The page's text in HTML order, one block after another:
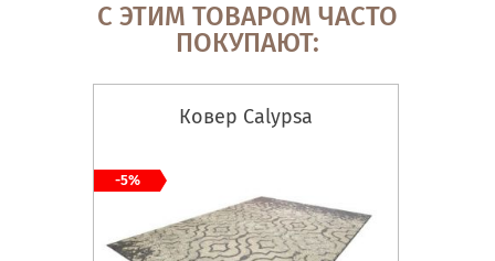
С ЭТИМ ТОВАРОМ ЧАСТО
ПОКУПАЮТ:
Ковер Calypsa
-5%